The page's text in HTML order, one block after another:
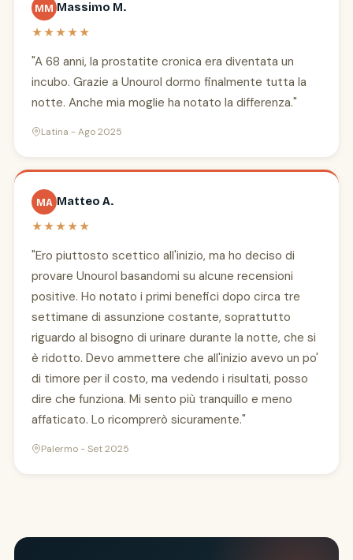
MM Massimo M.
★★★★★
"A 68 anni, la prostatite cronica era diventata un
incubo. Grazie a Unourol dormo finalmente tutta la
notte. Anche mia moglie ha notato la differenza."
Latina - Ago 2025
MA Matteo A.
★★★★★
"Ero piuttosto scettico all'inizio, ma ho deciso di
provare Unourol basandomi su alcune recensioni
positive. Ho notato i primi benefici dopo circa tre
settimane di assunzione costante, soprattutto
riguardo al bisogno di urinare durante la notte, che si
è ridotto. Devo ammettere che all'inizio avevo un po'
di timore per il costo, ma vedendo i risultati, posso
dire che funziona. Mi sento più tranquillo e meno
affaticato. Lo ricomprerò sicuramente."
Palermo - Set 2025